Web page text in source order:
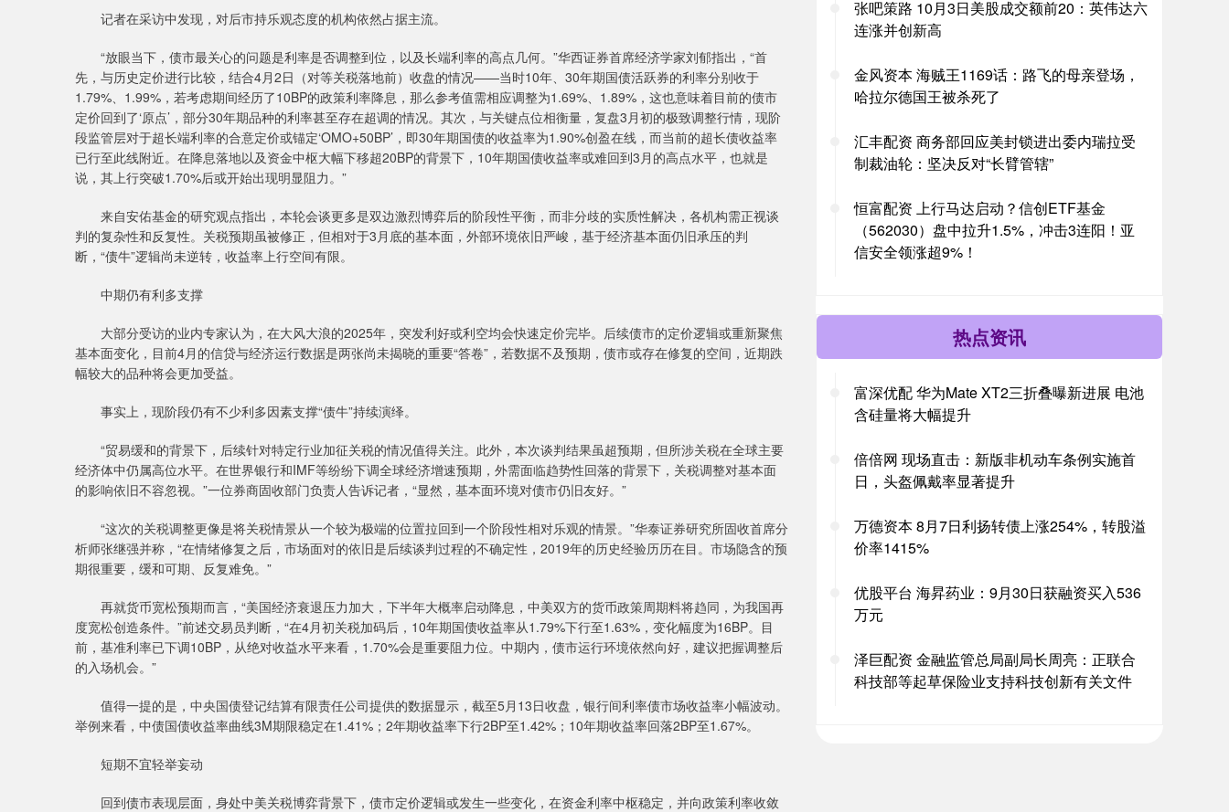
记者在采访中发现，对后市持乐观态度的机构依然占据主流。
“放眼当下，债市最关心的问题是利率是否调整到位，以及长端利率的高点几何。”华西证券首席经济学家刘郁指出，“首
先，与历史定价进行比较，结合4月2日（对等关税落地前）收盘的情况——当时10年、30年期国债活跃券的利率分别收于
1.79%、1.99%，若考虑期间经历了10BP的政策利率降息，那么参考值需相应调整为1.69%、1.89%，这也意味着目前的债市
定价回到了‘原点’，部分30年期品种的利率甚至存在超调的情况。其次，与关键点位相衡量，复盘3月初的极致调整行情，现阶
段监管层对于超长端利率的合意定价或锚定‘OMO+50BP’，即30年期国债的收益率为1.90%创盈在线，而当前的超长债收益率
已行至此线附近。在降息落地以及资金中枢大幅下移超20BP的背景下，10年期国债收益率或难回到3月的高点水平，也就是
说，其上行突破1.70%后或开始出现明显阻力。”
来自安佑基金的研究观点指出，本轮会谈更多是双边激烈博弈后的阶段性平衡，而非分歧的实质性解决，各机构需正视谈
判的复杂性和反复性。关税预期虽被修正，但相对于3月底的基本面，外部环境依旧严峻，基于经济基本面仍旧承压的判
断，“债牛”逻辑尚未逆转，收益率上行空间有限。
中期仍有利多支撑
大部分受访的业内专家认为，在大风大浪的2025年，突发利好或利空均会快速定价完毕。后续债市的定价逻辑或重新聚焦
基本面变化，目前4月的信贷与经济运行数据是两张尚未揭晓的重要“答卷”，若数据不及预期，债市或存在修复的空间，近期跌
幅较大的品种将会更加受益。
事实上，现阶段仍有不少利多因素支撑“债牛”持续演绎。
“贸易缓和的背景下，后续针对特定行业加征关税的情况值得关注。此外，本次谈判结果虽超预期，但所涉关税在全球主要
经济体中仍属高位水平。在世界银行和IMF等纷纷下调全球经济增速预期，外需面临趋势性回落的背景下，关税调整对基本面
的影响依旧不容忽视。”一位券商固收部门负责人告诉记者，“显然，基本面环境对债市仍旧友好。”
“这次的关税调整更像是将关税情景从一个较为极端的位置拉回到一个阶段性相对乐观的情景。”华泰证券研究所固收首席分
析师张继强并称，“在情绪修复之后，市场面对的依旧是后续谈判过程的不确定性，2019年的历史经验历历在目。市场隐含的预
期很重要，缓和可期、反复难免。”
再就货币宽松预期而言，“美国经济衰退压力加大，下半年大概率启动降息，中美双方的货币政策周期料将趋同，为我国再
度宽松创造条件。”前述交易员判断，“在4月初关税加码后，10年期国债收益率从1.79%下行至1.63%，变化幅度为16BP。目
前，基准利率已下调10BP，从绝对收益水平来看，1.70%会是重要阻力位。中期内，债市运行环境依然向好，建议把握调整后
的入场机会。”
值得一提的是，中央国债登记结算有限责任公司提供的数据显示，截至5月13日收盘，银行间利率债市场收益率小幅波动。
举例来看，中债国债收益率曲线3M期限稳定在1.41%；2年期收益率下行2BP至1.42%；10年期收益率回落2BP至1.67%。
短期不宜轻举妄动
回到债市表现层面，身处中美关税博弈背景下，债市定价逻辑或发生一些变化，在资金利率中枢稳定，并向政策利率收敛
张吧策路 10月3日美股成交额前20：英伟达六
连涨并创新高
金风资本 海贼王1169话：路飞的母亲登场，
哈拉尔德国王被杀死了
汇丰配资 商务部回应美封锁进出委内瑞拉受
制裁油轮：坚决反对“长臂管辖”
恒富配资 上行马达启动？信创ETF基金
（562030）盘中拉升1.5%，冲击3连阳！亚
信安全领涨超9%！
热点资讯
富深优配 华为Mate XT2三折叠曝新进展 电池
含硅量将大幅提升
倍倍网 现场直击：新版非机动车条例实施首
日，头盔佩戴率显著提升
万德资本 8月7日利扬转债上涨254%，转股溢
价率1415%
优股平台 海昇药业：9月30日获融资买入536
万元
泽巨配资 金融监管总局副局长周亮：正联合
科技部等起草保险业支持科技创新有关文件